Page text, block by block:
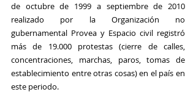
de octubre de 1999 a septiembre de 2010
realizado por la Organización no
gubernamental Provea y Espacio civil registró
más de 19.000 protestas (cierre de calles,
concentraciones, marchas, paros, tomas de
establecimiento entre otras cosas) en el país en
este periodo.